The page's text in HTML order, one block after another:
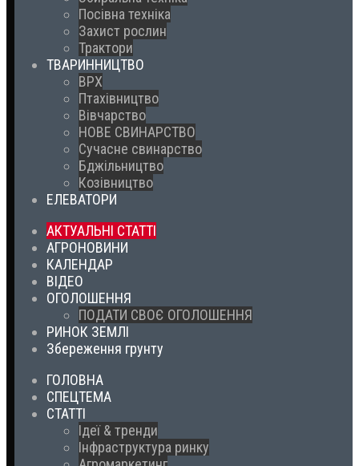
Посівна техніка
Захист рослин
Трактори
ТВАРИННИЦТВО
ВРХ
Птахівництво
Вівчарство
НОВЕ СВИНАРСТВО
Сучасне свинарство
Бджільництво
Козівництво
ЕЛЕВАТОРИ
АКТУАЛЬНІ СТАТТІ
АГРОНОВИНИ
КАЛЕНДАР
ВІДЕО
ОГОЛОШЕННЯ
ПОДАТИ СВОЄ ОГОЛОШЕННЯ
РИНОК ЗЕМЛІ
Збереження грунту
ГОЛОВНА
СПЕЦТЕМА
СТАТТІ
Ідеї & тренди
Інфраструктура ринку